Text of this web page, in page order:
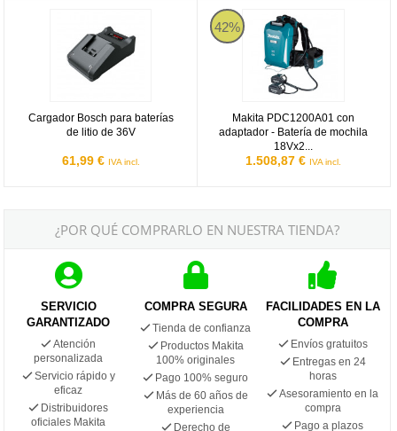
Cargador Bosch para baterías
de litio de 36V
61,99 € IVA incl.
Cargador Bosch para baterías de litio de 36V
42%
Makita PDC1200A01 con
adaptador - Batería de mochila
18Vx2...
1.508,87 € IVA incl.
Makita PDC1200A01 con
¿POR QUÉ COMPRARLO EN NUESTRA TIENDA?
SERVICIO
GARANTIZADO
Atención
personalizada
Servicio rápido y
eficaz
Distribuidores
oficiales Makita
COMPRA SEGURA
Tienda de confianza
Productos Makita
100% originales
Pago 100% seguro
Más de 60 años de
experiencia
Derecho de
FACILIDADES EN LA
COMPRA
Envíos gratuitos
Entregas en 24
horas
Asesoramiento en la
compra
Pago a plazos